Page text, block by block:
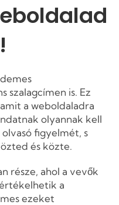
szalagcímen is. Ez
a weboldaladra
olyannak kell
figyelmét, s
és közte.
része, ahol a vevők
a
ezeket